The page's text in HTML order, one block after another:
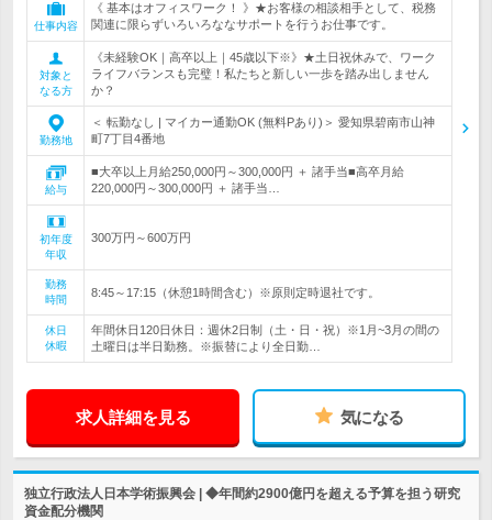
仕事内容
《 基本はオフィスワーク！ 》★お客様の相談相手として、税務
関連に限らずいろいろななサポートを行うお仕事です。
対象と
なる方
《未経験OK｜高卒以上｜45歳以下※》★土日祝休みで、ワーク
ライフバランスも完璧！私たちと新しい一歩を踏み出しません
か？
勤務地
＜ 転勤なし | マイカー通勤OK (無料Pあり)＞ 愛知県碧南市山神
町7丁目4番地
給与
■大卒以上月給250,000円～300,000円 ＋ 諸手当■高卒月給
220,000円～300,000円 ＋ 諸手当…
初年度
年収
300万円～600万円
勤務
時間
8:45～17:15（休憩1時間含む）※原則定時退社です。
休日
休暇
年間休日120日休日：週休2日制（土・日・祝）※1月~3月の間の
土曜日は半日勤務。※振替により全日勤…
求人詳細を見る 気になる
独立行政法人日本学術振興会 | ◆年間約2900億円を超える予算を担う研究
資金配分機関